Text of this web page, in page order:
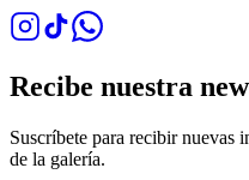
Recibe nuestra
Suscríbete para recibir nuevas
de la galería.